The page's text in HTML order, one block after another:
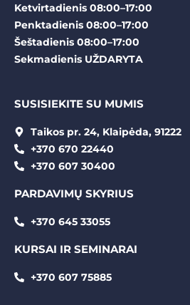
Ketvirtadienis 08:00–17:00
Penktadienis 08:00–17:00
Šeštadienis 08:00–17:00
Sekmadienis UŽDARYTA
SUSISIEKITE SU MUMIS
Taikos pr. 24, Klaipėda, 91222
+370 670 22440
+370 607 30400
PARDAVIMŲ SKYRIUS
+370 645 33055
KURSAI IR SEMINARAI
+370 607 75885